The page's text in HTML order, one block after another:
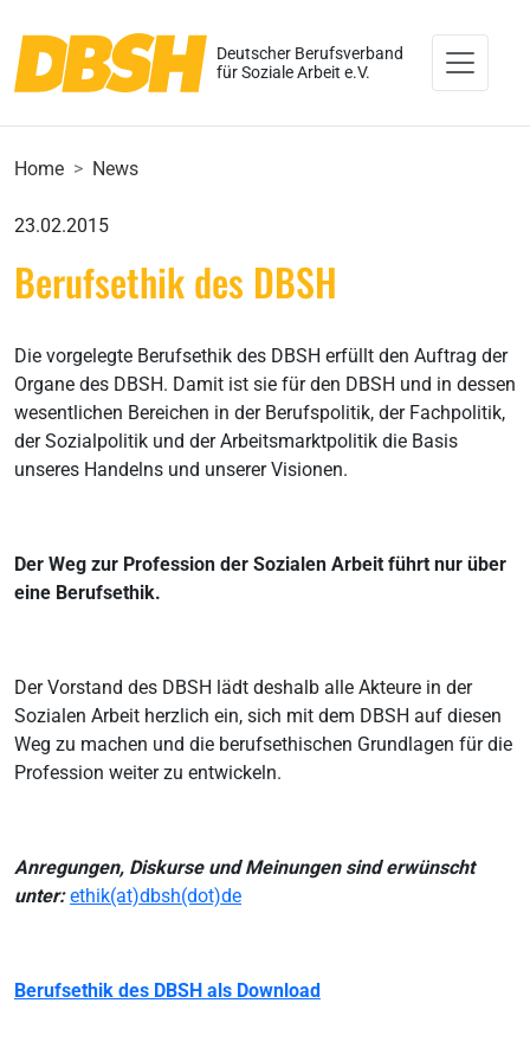
Deutscher Berufsverband
für Soziale Arbeit e.V.
Home News
23.02.2015
Berufsethik des DBSH
Die vorgelegte Berufsethik des DBSH erfüllt den Auftrag der
Organe des DBSH. Damit ist sie für den DBSH und in dessen
wesentlichen Bereichen in der Berufspolitik, der Fachpolitik,
der Sozialpolitik und der Arbeitsmarktpolitik die Basis
unseres Handelns und unserer Visionen.
Der Weg zur Profession der Sozialen Arbeit führt nur über
eine Berufsethik.
Der Vorstand des DBSH lädt deshalb alle Akteure in der
Sozialen Arbeit herzlich ein, sich mit dem DBSH auf diesen
Weg zu machen und die berufsethischen Grundlagen für die
Profession weiter zu entwickeln.
Anregungen, Diskurse und Meinungen sind erwünscht
unter: ethik(at)dbsh(dot)de
Berufsethik des DBSH als Download